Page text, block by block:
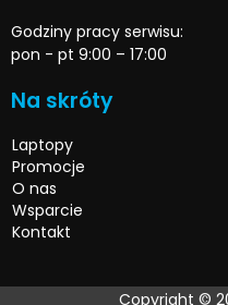
Godziny pracy serwisu:
pon - pt 9:00 – 17:00
Na skróty
Laptopy
Promocje
O nas
Wsparcie
Kontakt
Copyright ©